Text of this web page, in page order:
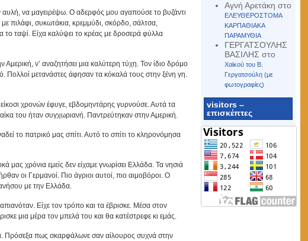
Αγνή Αρετάκη στο
ΕΛΕΥΘΕΡΟΣΤΟΜΑ
ΚΑΡΠΑΘΙΑΚΑ
ΠΑΡΑΜΥΘΙΑ
ΓΕΡΓΑΤΣΟΥΛΗΣ
ΒΑΣΙΛΗΣ στο
Χαϊκού του Β.
Γεργατσούλη (με
φωτογραφίες)
visitors –
επισκέπτες
να μαγειρέψω. Ο αδερφός μου αγαπούσε το βυζάντι
πιλάφι, συκωτάκια, κρεμμύδι, σκόρδο, σάλτσα,
το ταψί. Είχα καλύψει το κρέας με δροσερά φύλλα
ν’ αναζητήσει μια καλύτερη τύχη. Τον ίδιο δρόμο
Πολλοί μετανάστες άφησαν τα κόκαλά τους στην ξένη γη.
χρονών έφυγε, εβδομηντάρης γυρνούσε. Αυτά τα
του ήταν συγχωριανή. Παντρεύτηκαν στην Αμερική.
το πατρικό μας σπίτι. Αυτό το σπίτι το κληρονόμησα
μας χρόνια εμείς δεν είχαμε γνωρίσει Ελλάδα. Τα νησιά
οι Γερμανοί. Πιο άγριοι αυτοί, πιο αιμοβόροι. Ο
με την Ελλάδα.
Είχε τον τρόπο και τα έβρισκε. Μέσα στον
μια μέρα τον μπελά του και θα κατέστρεφε κι εμάς.
Πρόσεξα πως σκαρφάλωνε σαν αίλουρος συχνά στην